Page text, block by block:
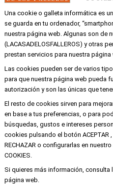
Calle
46001
EMPRESA
Mi cuenta
Aviso legal
Condiciones de
Copyright ©
Una cookie o galleta informática es
se guarda en tu ordenador,
nuestra página web. Algunas son de
(LACASADELOSFALLEROS) y otras
prestan servicios para nuestra página
Las cookies pueden ser de varios
para que nuestra página web pueda
autorización y son las únicas que
El resto de cookies sirven para
en base a tus preferencias, o para
búsquedas, gustos e intereses
cookies pulsando el botón ACEPTAR
RECHAZAR o configurarlas en nuestro
COOKIES.
Si quieres más información, consulta
página web.